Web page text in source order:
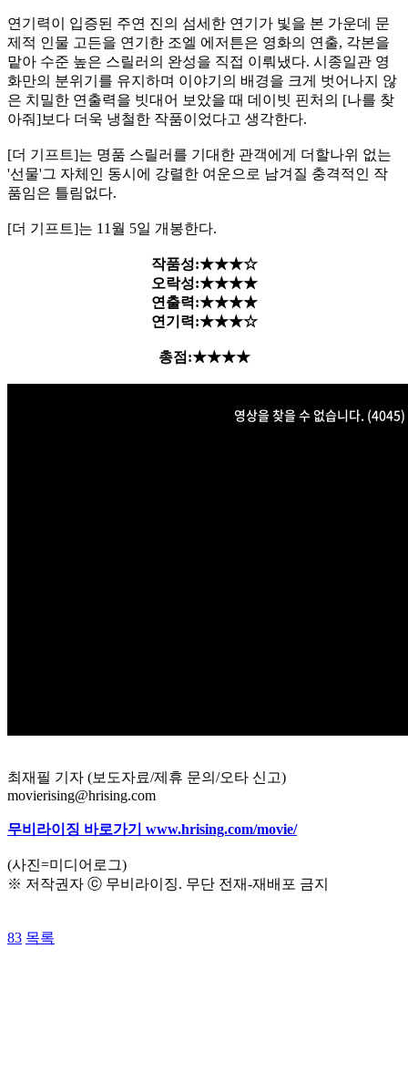
연기력이 입증된 주연 진의 섬세한 연기가 빛을 본 가운데 문
제적 인물 고든을 연기한 조엘 에저튼은 영화의 연출, 각본을
맡아 수준 높은 스릴러의 완성을 직접 이뤄냈다. 시종일관 영
화만의 분위기를 유지하며 이야기의 배경을 크게 벗어나지 않
은 치밀한 연출력을 빗대어 보았을 때 데이빗 핀처의 [나를 찾
아줘]보다 더욱 냉철한 작품이었다고 생각한다.
[더 기프트]는 명품 스릴러를 기대한 관객에게 더할나위 없는
'선물'그 자체인 동시에 강렬한 여운으로 남겨질 충격적인 작
품임은 틀림없다.
[더 기프트]는 11월 5일 개봉한다.
작품성:★★★☆
오락성:★★★★
연출력:★★★★
연기력:★★★☆
총점:★★★★
최재필 기자 (보도자료/제휴 문의/오타 신고)
movierising@hrising.com
무비라이징 바로가기 www.hrising.com/movie/
(사진=미디어로그)
※ 저작권자 ⓒ 무비라이징. 무단 전재-재배포 금지
83 목록